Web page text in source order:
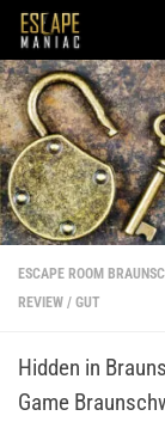
Unter dem Inhalt
ESCAPE ROOM
REVIEW / GUT
Hidden in
Game